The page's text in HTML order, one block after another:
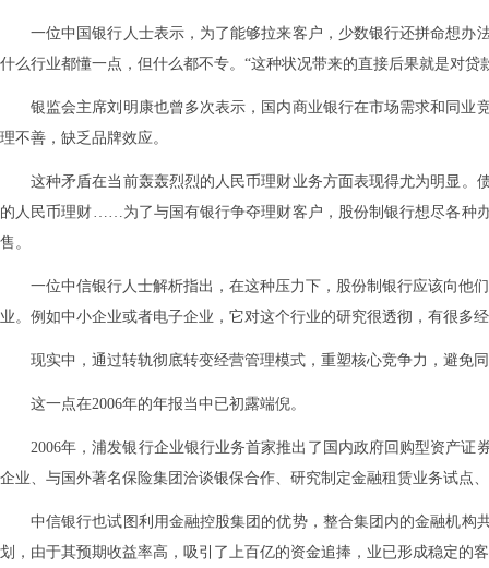
一位中国银行人士表示，为了能够拉来客户，少数银行还拼命想
什么行业都懂一点，但什么都不专。“这种状况带来的直接后果就是对贷
银监会主席刘明康也曾多次表示，国内商业银行在市场需求和同
理不善，缺乏品牌效应。
这种矛盾在当前轰轰烈烈的人民币理财业务方面表现得尤为明显
的人民币理财……为了与国有银行争夺理财客户，股份制银行想尽各种
售。
一位中信银行人士解析指出，在这种压力下，股份制银行应该向他
业。例如中小企业或者电子企业，它对这个行业的研究很透彻，有很多
现实中，通过转轨彻底转变经营管理模式，重塑核心竞争力，避免
这一点在2006年的年报当中已初露端倪。
2006年，浦发银行企业银行业务首家推出了国内政府回购型资产
企业、与国外著名保险集团洽谈银保合作、研究制定金融租赁业务试点
中信银行也试图利用金融控股集团的优势，整合集团内的金融机构
划，由于其预期收益率高，吸引了上百亿的资金追捧，业已形成稳定的